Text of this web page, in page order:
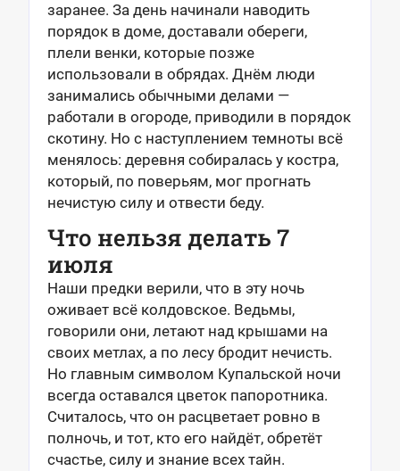
заранее. За день начинали наводить
порядок в доме, доставали обереги,
плели венки, которые позже
использовали в обрядах. Днём люди
занимались обычными делами —
работали в огороде, приводили в порядок
скотину. Но с наступлением темноты всё
менялось: деревня собиралась у костра,
который, по поверьям, мог прогнать
нечистую силу и отвести беду.
Что нельзя делать 7
июля
Наши предки верили, что в эту ночь
оживает всё колдовское. Ведьмы,
говорили они, летают над крышами на
своих метлах, а по лесу бродит нечисть.
Но главным символом Купальской ночи
всегда оставался цветок папоротника.
Считалось, что он расцветает ровно в
полночь, и тот, кто его найдёт, обретёт
счастье, силу и знание всех тайн.